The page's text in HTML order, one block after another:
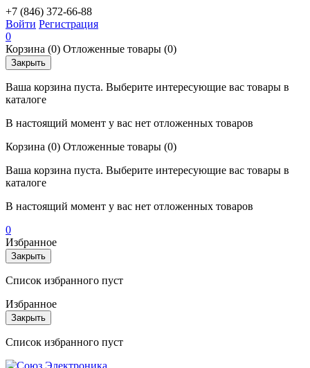
+7 (846) 372-66-88
Войти Регистрация
0
Корзина (0) Отложенные товары (0)
Закрыть
Ваша корзина пуста. Выберите интересующие вас товары в
каталоге
В настоящий момент у вас нет отложенных товаров
Корзина (0) Отложенные товары (0)
Ваша корзина пуста. Выберите интересующие вас товары в
каталоге
В настоящий момент у вас нет отложенных товаров
0
Избранное
Закрыть
Список избранного пуст
Избранное
Закрыть
Список избранного пуст